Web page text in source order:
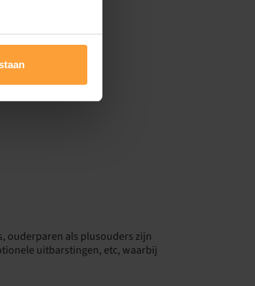
ouderparen als plusouders zijn
uitbarstingen, etc, waarbij